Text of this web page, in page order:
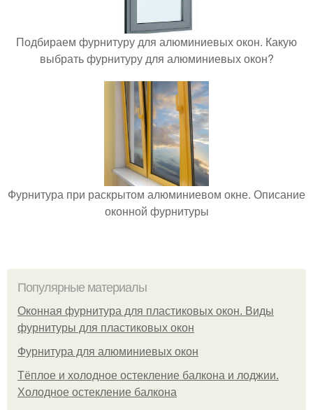
Подбираем фурнитуру для алюминиевых окон. Какую
выбрать фурнитуру для алюминиевых окон?
Фурнитура при раскрытом алюминиевом окне. Описание
оконной фурнитуры
Популярные материалы
Оконная фурнитура для пластиковых окон. Виды
фурнитуры для пластиковых окон
Фурнитура для алюминиевых окон
Тёплое и холодное остекление балкона и лоджии.
Холодное остекление балкона